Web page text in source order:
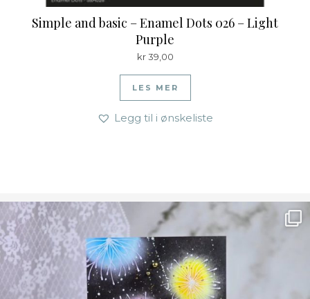
Simple and basic – Enamel Dots 026 – Light
Purple
kr39,00
LES MER
Legg til i ønskeliste
Ønsk